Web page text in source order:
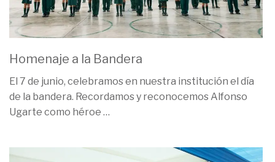
Homenaje a la Bandera
El 7 de junio, celebramos en nuestra institución el día
de la bandera. Recordamos y reconocemos Alfonso
Ugarte como héroe …